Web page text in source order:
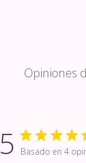
Opiniones
5 Basado en 4